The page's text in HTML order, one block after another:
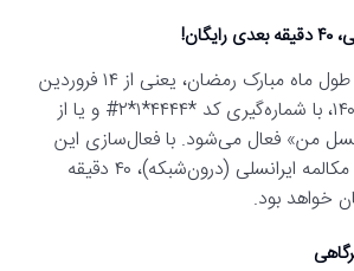
طرح هدیه مکالمه در طول ماه مبارک رمضان، یعنی از ۱۴ فروردین
تا ۱۱ اردیبهشت ماه ۱۴۰۱، با شماره‌گیری کد *۴۴۴۴*۱*۲# و یا از
من» فعال می‌شود. با فعال‌سازی این
طرح، پس از ۴ دقیقه مکالمه ایرانسلی (درون‌شبکه)، ۴۰ دقیقه
خواهد بود.